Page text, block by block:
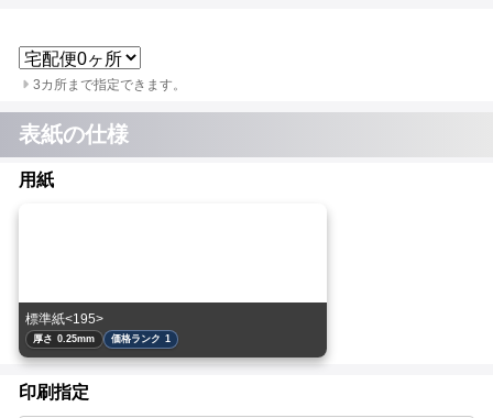
3カ所まで指定できます。
表紙の仕様
用紙
標準紙<195>
厚さ 0.25mm 価格ランク 1
印刷指定